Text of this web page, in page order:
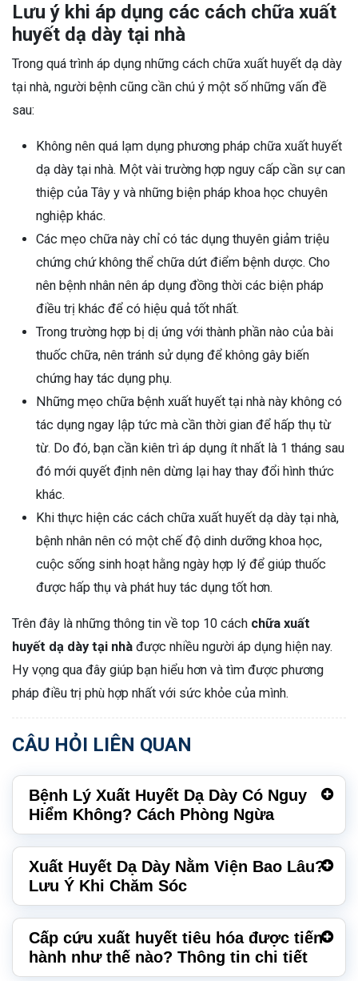
Lưu ý khi áp dụng các cách chữa xuất
huyết dạ dày tại nhà
Trong quá trình áp dụng những cách chữa xuất huyết dạ dày
tại nhà, người bệnh cũng cần chú ý một số những vấn đề
sau:
Không nên quá lạm dụng phương pháp chữa xuất huyết
dạ dày tại nhà. Một vài trường hợp nguy cấp cần sự can
thiệp của Tây y và những biện pháp khoa học chuyên
nghiệp khác.
Các mẹo chữa này chỉ có tác dụng thuyên giảm triệu
chứng chứ không thể chữa dứt điểm bệnh dược. Cho
nên bệnh nhân nên áp dụng đồng thời các biện pháp
điều trị khác để có hiệu quả tốt nhất.
Trong trường hợp bị dị ứng với thành phần nào của bài
thuốc chữa, nên tránh sử dụng để không gây biến
chứng hay tác dụng phụ.
Những mẹo chữa bệnh xuất huyết tại nhà này không có
tác dụng ngay lập tức mà cần thời gian để hấp thụ từ
từ. Do đó, bạn cần kiên trì áp dụng ít nhất là 1 tháng sau
đó mới quyết định nên dừng lại hay thay đổi hình thức
khác.
Khi thực hiện các cách chữa xuất huyết dạ dày tại nhà,
bệnh nhân nên có một chế độ dinh dưỡng khoa học,
cuộc sống sinh hoạt hằng ngày hợp lý để giúp thuốc
được hấp thụ và phát huy tác dụng tốt hơn.
Trên đây là những thông tin về top 10 cách chữa xuất
huyết dạ dày tại nhà được nhiều người áp dụng hiện nay.
Hy vọng qua đây giúp bạn hiểu hơn và tìm được phương
pháp điều trị phù hợp nhất với sức khỏe của mình.
CÂU HỎI LIÊN QUAN
Bệnh Lý Xuất Huyết Dạ Dày Có Nguy
Hiểm Không? Cách Phòng Ngừa
Xuất Huyết Dạ Dày Nằm Viện Bao Lâu?
Lưu Ý Khi Chăm Sóc
Cấp cứu xuất huyết tiêu hóa được tiến
hành như thế nào? Thông tin chi tiết